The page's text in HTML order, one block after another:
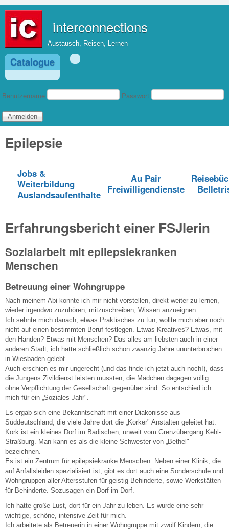
interconnections
Austausch, Reisen, Lernen
Catalogue
Benutzeranmeldung
Benutzername Passwort
Epilepsie
Jobs &
Weiterbildung
Auslandsaufenthalte
Au Pair
Freiwilligendienste
Erfahrungsbericht einer FSJlerin
Sozialarbeit mit epilepsiekranken
Menschen
Betreuung einer Wohngruppe
Nach meinem Abi konnte ich mir nicht vorstellen, direkt weiter zu lernen,
wieder irgendwo zuzuhören, mitzuschreiben, Wissen anzueignen...
Ich sehnte mich danach, etwas Praktisches zu tun, wollte mich aber noch
nicht auf einen bestimmten Beruf festlegen. Etwas Kreatives? Etwas, mit
den Händen? Etwas mit Menschen? Das alles am liebsten auch in einer
anderen Stadt; ich hatte schließlich schon zwanzig Jahre ununterbrochen
in Wiesbaden gelebt.
Auch erschien es mir ungerecht (und das finde ich jetzt auch noch!), dass
die Jungens Zivildienst leisten mussten, die Mädchen dagegen völlig
ohne Verpflichtung der Gesellschaft gegenüber sind. So entschied ich
mich für ein „Soziales Jahr".
Es ergab sich eine Bekanntschaft mit einer Diakonisse aus
Süddeutschland, die viele Jahre dort die „Korker" Anstalten geleitet hat.
Kork ist ein kleines Dorf im Badischen, unweit vom Grenzübergang Kehl-
Straßburg. Man kann es als die kleine Schwester von „Bethel"
bezeichnen.
Es ist ein Zentrum für epilepsiekranke Menschen. Neben einer Klinik, die
auf Anfallsleiden spezialisiert ist, gibt es dort auch eine Sonderschule und
Wohngruppen aller Altersstufen für geistig Behinderte, sowie Werkstätten
für Behinderte. Sozusagen ein Dorf im Dorf.
Ich hatte große Lust, dort für ein Jahr zu leben. Es wurde eine sehr
wichtige, schöne, intensive Zeit für mich.
Ich arbeitete als Betreuerin in einer Wohngruppe mit zwölf Kindern, die